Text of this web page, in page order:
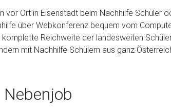
Ort in Eisenstadt beim Nachhilfe Schüler
über Webkonferenz bequem vom
Reichweite der landesweiten
mit Nachhilfe Schülern aus ganz